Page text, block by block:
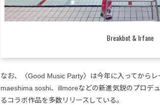
Breakbot & Irfane
なお、〈Good Music Party〉は今年に入ってからレ
maeshima soshi、illmoreなどの新進気鋭のプロデ
るコラボ作品を多数リリースしている。